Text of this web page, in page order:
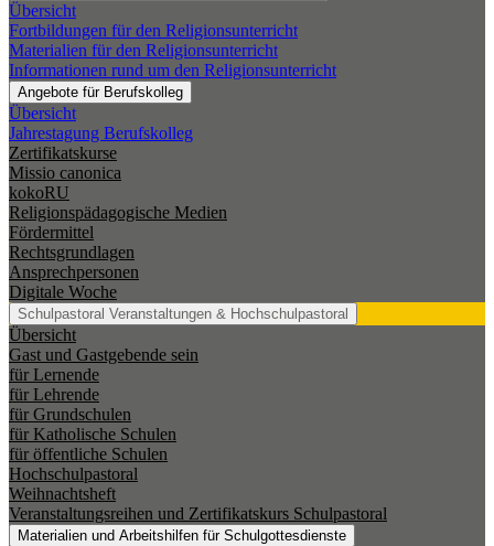
Übersicht
Fortbildungen für den Religionsunterricht
Materialien für den Religionsunterricht
Informationen rund um den Religionsunterricht
Angebote für Berufskolleg
Übersicht
Jahrestagung Berufskolleg
Zertifikatskurse
Missio canonica
kokoRU
Religionspädagogische Medien
Fördermittel
Rechtsgrundlagen
Ansprechpersonen
Digitale Woche
Schulpastoral Veranstaltungen & Hochschulpastoral
Übersicht
Gast und Gastgebende sein
für Lernende
für Lehrende
für Grundschulen
für Katholische Schulen
für öffentliche Schulen
Hochschulpastoral
Weihnachtsheft
Veranstaltungsreihen und Zertifikatskurs Schulpastoral
Materialien und Arbeitshilfen für Schulgottesdienste